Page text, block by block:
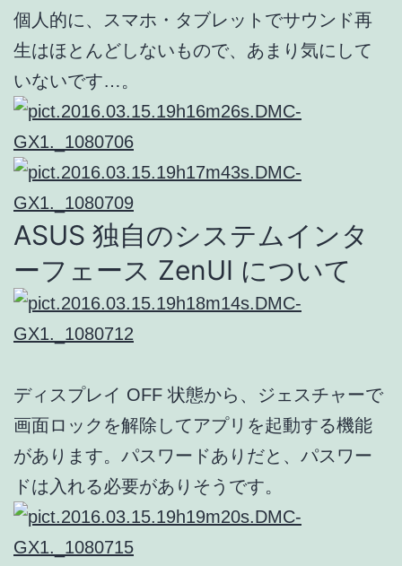
個人的に、スマホ・タブレットでサウンド再
生はほとんどしないもので、あまり気にして
いないです…。
ASUS 独自のシステムインタ
ーフェース ZenUI について
ディスプレイ OFF 状態から、ジェスチャーで
画面ロックを解除してアプリを起動する機能
があります。パスワードありだと、パスワー
ドは入れる必要がありそうです。